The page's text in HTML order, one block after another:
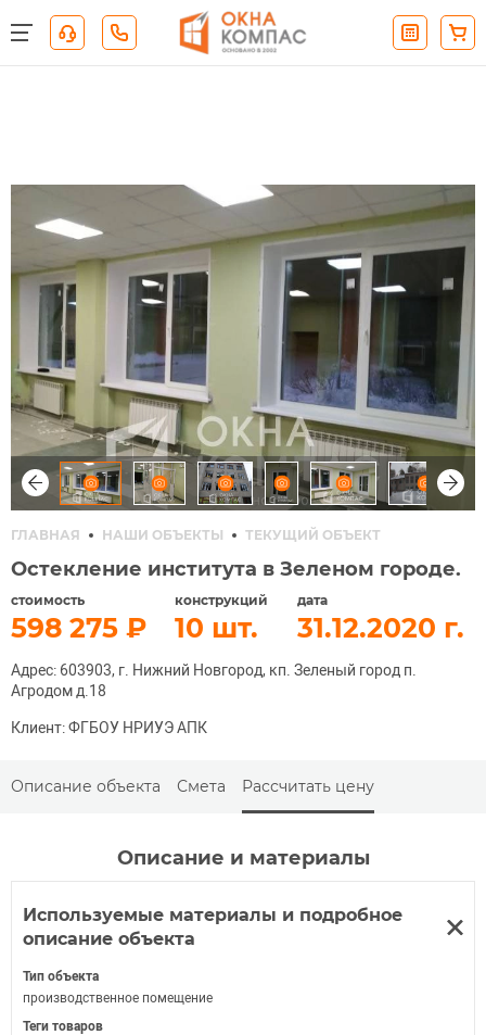
ГЛАВНАЯ НАШИ ОБЪЕКТЫ ТЕКУЩИЙ ОБЪЕКТ
Остекление института в Зеленом городе.
стоимость
598 275
конструкций
10
дата
31.12.2020
Адрес: 603903, г. Нижний Новгород, кп. Зеленый город п.
Агродом д.18
Клиент: ФГБОУ НРИУЭ АПК
Описание объекта Смета Рассчитать цену
Описание и материалы
Используемые материалы и подробное
описание объекта
Тип объекта
производственное помещение
Теги товаров